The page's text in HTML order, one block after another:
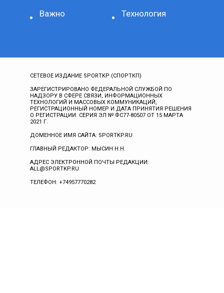
Важно Технология
СЕТЕВОЕ ИЗДАНИЕ SPORTKP (СПОРТКП)
ЗАРЕГИСТРИРОВАНО ФЕДЕРАЛЬНОЙ СЛУЖБОЙ ПО
НАДЗОРУ В СФЕРЕ СВЯЗИ, ИНФОРМАЦИОННЫХ
ТЕХНОЛОГИЙ И МАССОВЫХ КОММУНИКАЦИЙ,
РЕГИСТРАЦИОННЫЙ НОМЕР И ДАТА ПРИНЯТИЯ РЕШЕНИЯ
О РЕГИСТРАЦИИ: СЕРИЯ ЭЛ № ФС77-80507 ОТ 15 МАРТА
2021 Г.
ДОМЕННОЕ ИМЯ САЙТА: SPORTKP.RU
ГЛАВНЫЙ РЕДАКТОР: МЫСИН Н.Н.
АДРЕС ЭЛЕКТРОННОЙ ПОЧТЫ РЕДАКЦИИ:
ALL@SPORTKP.RU
ТЕЛЕФОН: +74957770282